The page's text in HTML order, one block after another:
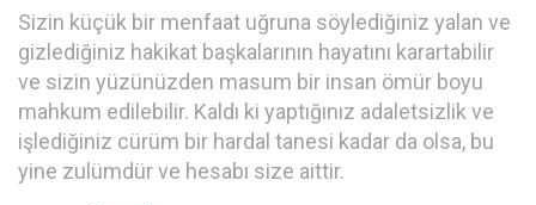
Sizin küçük bir menfaat uğruna söylediğiniz yalan ve
gizlediğiniz hakikat başkalarının hayatını karartabilir
ve sizin yüzünüzden masum bir insan ömür boyu
mahkum edilebilir. Kaldı ki yaptığınız adaletsizlik ve
işlediğiniz cürüm bir hardal tanesi kadar da olsa, bu
yine zulümdür ve hesabı size aittir.